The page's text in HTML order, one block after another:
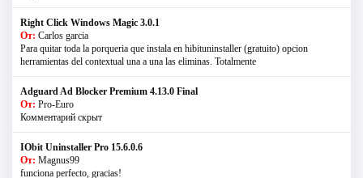
Right Click Windows Magic 3.0.1
От: Carlos garcia
Para quitar toda la porqueria que instala en hibituninstaller (gratuito) opcion
herramientas del contextual una a una las eliminas. Totalmente
Adguard Ad Blocker Premium 4.13.0 Final
От: Pro-Euro
Комментарий скрыт
IObit Uninstaller Pro 15.6.0.6
От: Magnus99
funciona perfecto, gracias!